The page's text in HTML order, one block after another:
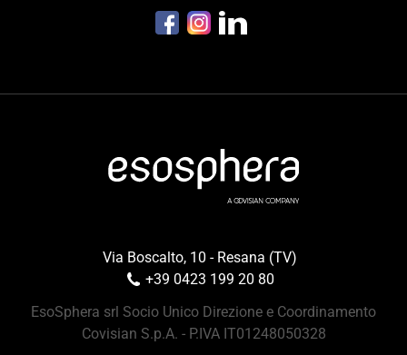
Via Boscalto, 10 - Resana (TV)
+39 0423 199 20 80
EsoSphera srl Socio Unico Direzione e Coordinamento
Covisian S.p.A. - P.IVA IT01248050328